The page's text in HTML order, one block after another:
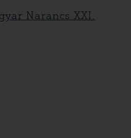
Narancs XXI.